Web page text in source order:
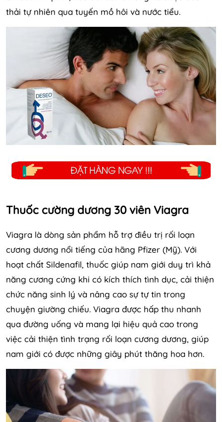
thải tự nhiên qua tuyến mồ hôi và nước tiểu.
Thuốc cường dương 30 viên Viagra
Viagra là dòng sản phẩm hỗ trợ điều trị rối loạn
cương dương nổi tiếng của hãng Pfizer (Mỹ). Với
hoạt chất Sildenafil, thuốc giúp nam giới duy trì khả
năng cương cứng khi có kích thích tình dục, cải thiện
chức năng sinh lý và nâng cao sự tự tin trong
chuyện giường chiếu. Viagra được hấp thu nhanh
qua đường uống và mang lại hiệu quả cao trong
việc cải thiện tình trạng rối loạn cương dương, giúp
nam giới có được những giây phút thăng hoa hơn.